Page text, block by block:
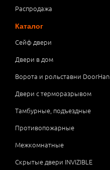
Распродажа
Каталог
Сейф двери
Двери в дом
Ворота и рольставни DoorHan
Двери с терморазрывом
Тамбурные, подъездные
Противопожарные
Межкомнатные
Скрытые двери INVIZIBLE